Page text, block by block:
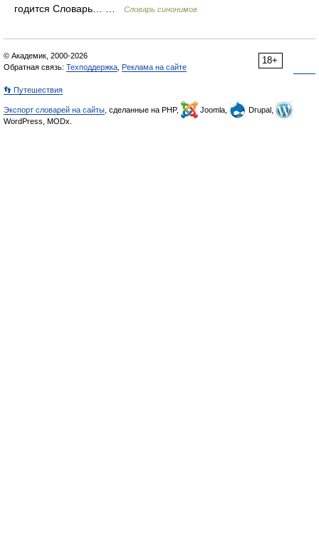
годится Словарь… …
Словарь синонимов
18+
© Академик, 2000-2026
Обратная связь: Техподдержка Реклама на сайте
👣 Путешествия
Экспорт словарей на сайты , сделанные на PHP, Joomla,
Drupal,
WordPress, MODx.